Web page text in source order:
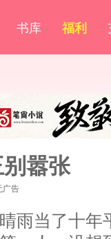
书库 福利
嚣张
广告
雨当了十年